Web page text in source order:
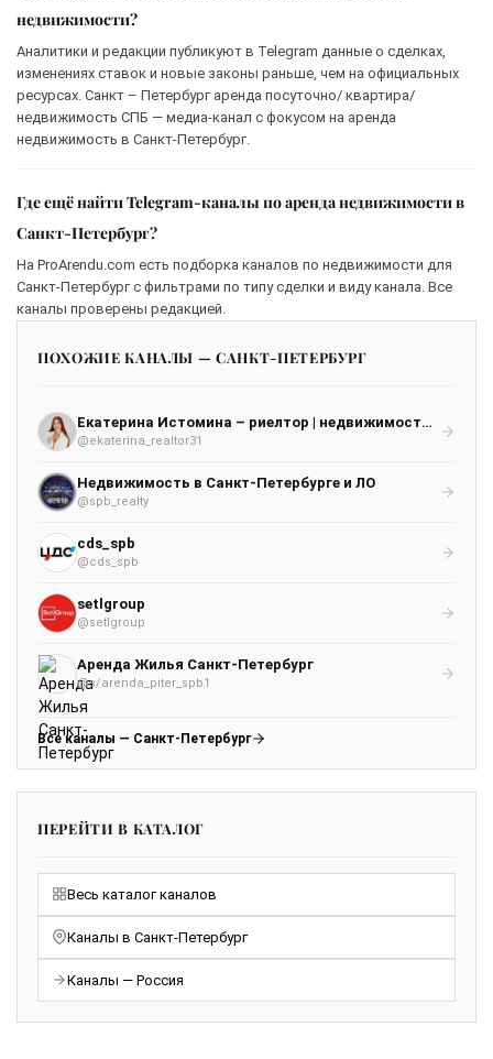
недвижимости?
Аналитики и редакции публикуют в Telegram данные о сделках,
изменениях ставок и новые законы раньше, чем на официальных
ресурсах. Санкт – Петербург аренда посуточно/ квартира/
недвижимость СПБ — медиа-канал с фокусом на аренда
недвижимость в Санкт-Петербург.
Где ещё найти Telegram-каналы по аренда недвижимости в
Санкт-Петербург?
На ProArendu.com есть подборка каналов по недвижимости для
Санкт-Петербург с фильтрами по типу сделки и виду канала. Все
каналы проверены редакцией.
ПОХОЖИЕ КАНАЛЫ — САНКТ-ПЕТЕРБУРГ
Екатерина Истомина – риелтор | недвижимость | Белгород, Воронеж, Москва, Санкт-Петербург, Краснодар
@ekaterina_realtor31
Недвижимость в Санкт-Петербурге и ЛО
@spb_realty
cds_spb
@cds_spb
setlgroup
@setlgroup
Аренда Жилья Санкт-Петербург
@s/arenda_piter_spb1
Все каналы — Санкт-Петербург
ПЕРЕЙТИ В КАТАЛОГ
Весь каталог каналов
Каналы в Санкт-Петербург
Каналы — Россия